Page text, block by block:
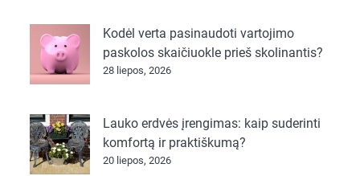
Kodėl verta pasinaudoti vartojimo
paskolos skaičiuokle prieš skolinantis?
28 liepos, 2026
Lauko erdvės įrengimas: kaip suderinti
komfortą ir praktiškumą?
20 liepos, 2026